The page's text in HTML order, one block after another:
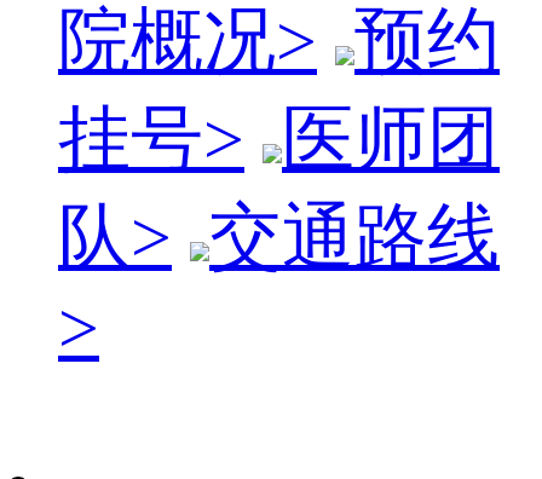
院概况> 预约
挂号>
医师团
队> 交通路线
>